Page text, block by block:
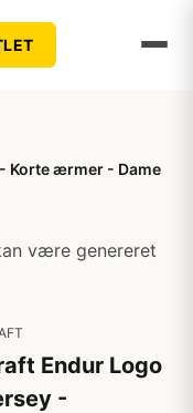
Korte ærmer - Dame
være genereret
Endur Logo
-